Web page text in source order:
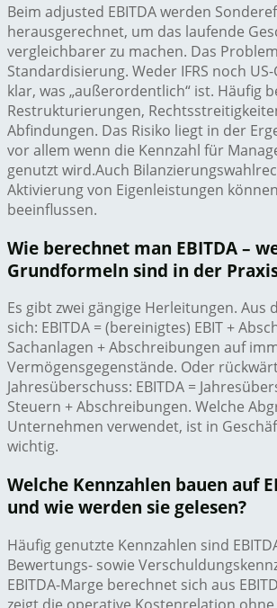
Beim adjusted EBITDA werden
herausgerechnet, um das laufende
vergleichbarer zu machen. Das
Standardisierung. Weder IFRS noch
klar, was „außerordentlich“ ist. Häufig
Restrukturierungen,
Abfindungen. Das Risiko liegt in der
vor allem wenn die Kennzahl für
genutzt wird.Auch
Aktivierung von Eigenleistungen
beeinflussen.
Wie berechnet man EBITDA –
Grundformeln sind in der
Es gibt zwei gängige Herleitungen. Aus
sich: EBITDA = (bereinigtes) EBIT +
Sachanlagen + Abschreibungen auf
Vermögensgegenstände. Oder
Jahresüberschuss: EBITDA =
Steuern + Abschreibungen. Welche
Unternehmen verwendet, ist in
wichtig.
Welche Kennzahlen bauen auf
und wie werden sie gelesen?
Häufig genutzte Kennzahlen sind
Bewertungs- sowie
EBITDA-Marge berechnet sich aus